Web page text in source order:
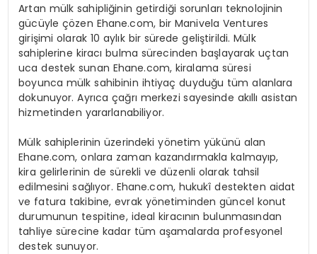
Artan mülk sahipliğinin getirdiği sorunları teknolojinin
gücüyle çözen Ehane.com, bir Manivela Ventures
girişimi olarak 10 aylık bir sürede geliştirildi. Mülk
sahiplerine kiracı bulma sürecinden başlayarak uçtan
uca destek sunan Ehane.com, kiralama süresi
boyunca mülk sahibinin ihtiyaç duyduğu tüm alanlara
dokunuyor. Ayrıca çağrı merkezi sayesinde akıllı asistan
hizmetinden yararlanabiliyor.
Mülk sahiplerinin üzerindeki yönetim yükünü alan
Ehane.com, onlara zaman kazandırmakla kalmayıp,
kira gelirlerinin de sürekli ve düzenli olarak tahsil
edilmesini sağlıyor. Ehane.com, hukukî destekten aidat
ve fatura takibine, evrak yönetiminden güncel konut
durumunun tespitine, ideal kiracının bulunmasından
tahliye sürecine kadar tüm aşamalarda profesyonel
destek sunuyor.